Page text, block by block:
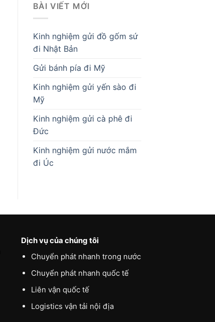
BÀI VIẾT MỚI
Kinh nghiệm gửi đồ gốm sứ
đi Nhật Bản
Gửi bánh pía đi Mỹ
Kinh nghiệm gửi yến sào đi
Mỹ
Kinh nghiệm gửi cà phê đi
Đức
Kinh nghiệm gửi nước mắm
đi Úc
Dịch vụ của chúng tôi
Chuyển phát nhanh trong nước
Chuyển phát nhanh quốc tế
Liên vận quốc tế
Logistics vận tải nội địa